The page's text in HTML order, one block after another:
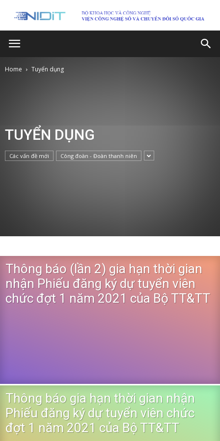
Home Tuyển dụng
TUYỂN DỤNG
Các vấn đề mới Công đoàn - Đoàn thanh niên
Thông báo (lần 2) gia hạn thời gian
nhận Phiếu đăng ký dự tuyển viên
chức đợt 1 năm 2021 của Bộ TT&TT
Thông báo gia hạn thời gian nhận
Phiếu đăng ký dự tuyển viên chức
đợt 1 năm 2021 của Bộ TT&TT